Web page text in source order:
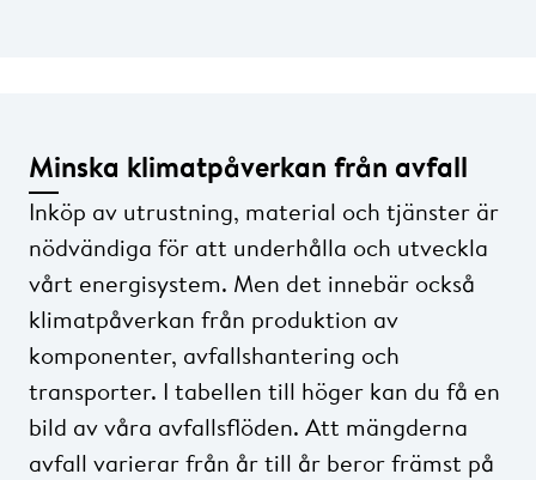
Minska klimatpåverkan från avfall
Inköp av utrustning, material och tjänster är
nödvändiga för att underhålla och utveckla
vårt energisystem. Men det innebär också
klimatpåverkan från produktion av
komponenter, avfallshantering och
transporter. I tabellen till höger kan du få en
bild av våra avfallsflöden. Att mängderna
avfall varierar från år till år beror främst på